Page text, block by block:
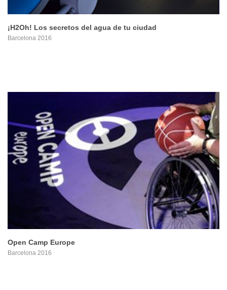
¡H2Oh! Los secretos del agua de tu ciudad
Barcelona 2016
Open Camp Europe
Barcelona 2016